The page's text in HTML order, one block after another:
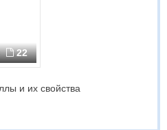
22
и их свойства